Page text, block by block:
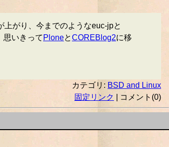
上がり、今までのようなeuc-jpと
思いきって PloneとCOREBlog2に移
カテゴリ: BSD and Linux
固定リンク
| コメント(0)